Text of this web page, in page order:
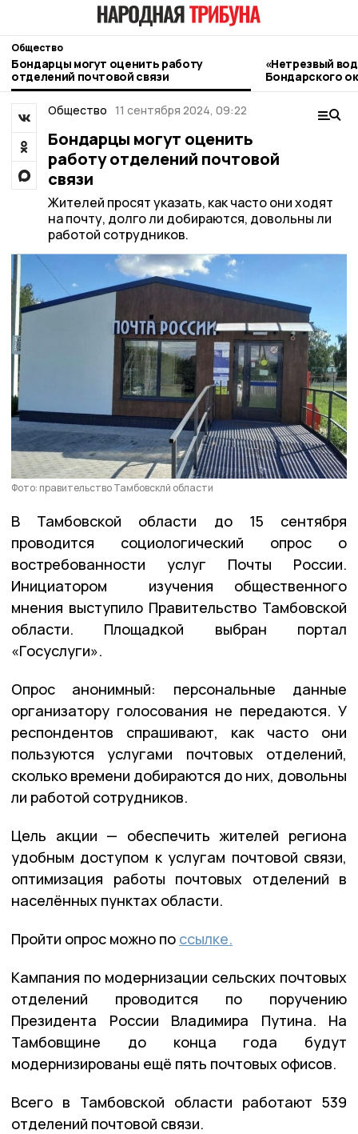
Общество
Бондарцы могут оценить работу
отделений почтовой связи
«Нетрезвый
Бондарского
контроль
Общество 11 сентября 2024, 09:22
Бондарцы могут оценить
работу отделений почтовой
связи
Жителей просят указать, как часто они ходят
на почту, долго ли добираются, довольны ли
работой сотрудников.
Фото: правительство Тамбовсклй области
В Тамбовской области до 15 сентября
проводится социологический опрос о
востребованности услуг Почты России.
Инициатором изучения общественного
мнения выступило Правительство Тамбовской
области. Площадкой выбран портал
«Госуслуги».
Опрос анонимный: персональные данные
организатору голосования не передаются. У
респондентов спрашивают, как часто они
пользуются услугами почтовых отделений,
сколько времени добираются до них, довольны
ли работой сотрудников.
Цель акции — обеспечить жителей региона
удобным доступом к услугам почтовой связи,
оптимизация работы почтовых отделений в
населённых пунктах области.
Пройти опрос можно по ссылке.
Кампания по модернизации сельских почтовых
отделений проводится по поручению
Президента России Владимира Путина. На
Тамбовщине до конца года будут
модернизированы ещё пять почтовых офисов.
Всего в Тамбовской области работают 539
отделений почтовой связи.